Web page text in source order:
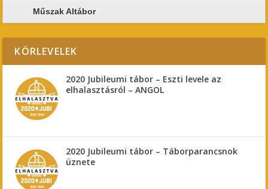
Műszak Altábor
KÖRLEVELEK
2020 Jubileumi tábor – Eszti levele az
elhalasztásról – ANGOL
2020 Jubileumi tábor – Táborparancsnok
üznete